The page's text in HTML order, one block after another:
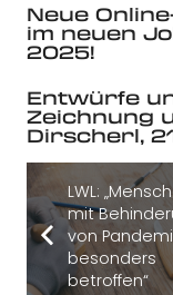
Neue
im neuen
2025!
Entwürfe
Zeichnung
Dirscherl,
LWL:
mit
von
besonders
betroffen“